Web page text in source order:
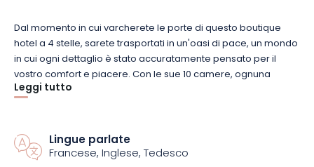
Dal momento in cui varcherete le porte di questo boutique
hotel a 4 stelle, sarete trasportati in un'oasi di pace, un mondo
in cui ogni dettaglio è stato accuratamente pensato per il
vostro comfort e piacere. Con le sue 10 camere, ognuna
elegantemente decorata e con un carattere unico, l'Hôtel des
Sarete accolti in una delle camere doppie Deluxe, una vera e
propria oasi di tranquillità dove lo chic contemporaneo si
Leggi tutto
Lingue parlate
Francese, Inglese, Tedesco